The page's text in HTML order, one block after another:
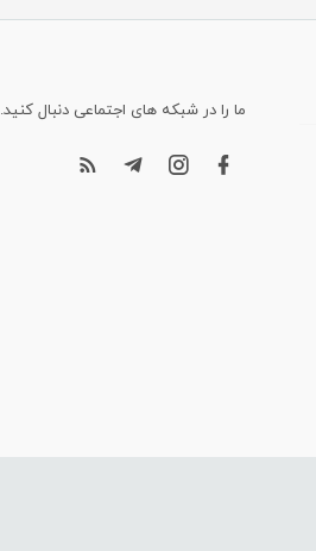
ما را در شبکه های اجتماعی دنبال کنید.